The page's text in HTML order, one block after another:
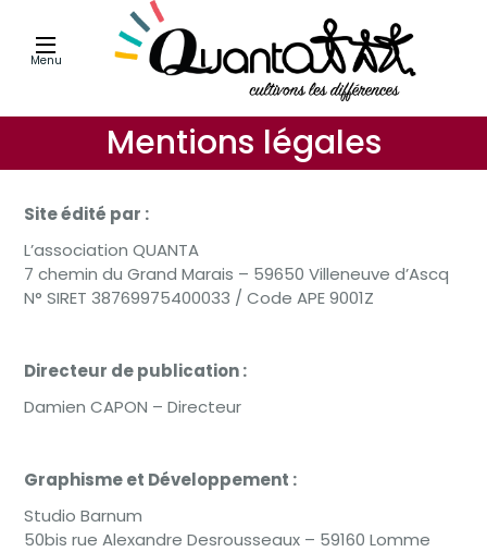
Menu
Mentions légales
Site édité par :
L’association QUANTA
7 chemin du Grand Marais – 59650 Villeneuve d’Ascq
N° SIRET 38769975400033 / Code APE 9001Z
Directeur de publication :
Damien CAPON – Directeur
Graphisme et Développement :
Studio Barnum
50bis rue Alexandre Desrousseaux – 59160 Lomme